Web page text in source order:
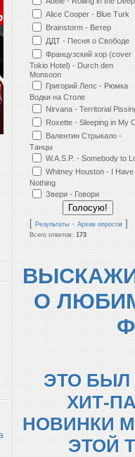
Alice Cooper - Blue Turk
Brainstorm - Ветер
ДДТ - Песня о Свободе
Французский хор (cover
Tokio Hotel) - Durch den
Monsoon
Григорий Лепс - Рюмка
Водки на Столе
Nirvana - Territorial
Roxette - Sleeping in My
Валентин Стрыкало -
Танцы
W.A.S.P. - Somebody to
Whitney Houston - I Have
Nothing
Звери - Говори
[ Результаты · Архив опросов ]
Всего ответов: 173
О
ЭТО
ХИТ-
НОВИНКИ
ЭТОЙ